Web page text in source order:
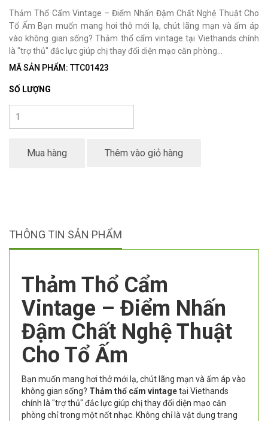
Thảm Thổ Cẩm Vintage – Điểm Nhấn Đậm Chất Nghệ Thuật Cho
Tổ Ấm Bạn muốn mang hơi thở mới lạ, chút lãng mạn và ấm áp
vào không gian sống? Thảm thổ cẩm vintage tại Viethands chính
là "trợ thủ" đắc lực giúp chị thay đổi diện mạo căn phòng...
MÃ SẢN PHẨM: TTC01423
SỐ LƯỢNG
Mua hàng Thêm vào giỏ hàng
THÔNG TIN SẢN PHẨM
Thảm Thổ Cẩm
Vintage – Điểm Nhấn
Đậm Chất Nghệ Thuật
Cho Tổ Ấm
Bạn muốn mang hơi thở mới lạ, chút lãng mạn và ấm áp vào
không gian sống? Thảm thổ cẩm vintagetại Viethands
chính là "trợ thủ" đắc lực giúp chị thay đổi diện mạo căn
phòng chỉ trong một nốt nhạc. Không chỉ là vật dụng trang